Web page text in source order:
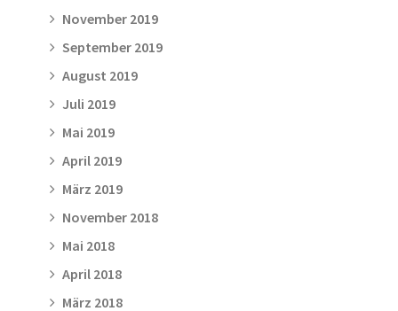
November 2019
September 2019
August 2019
Juli 2019
Mai 2019
April 2019
März 2019
November 2018
Mai 2018
April 2018
März 2018